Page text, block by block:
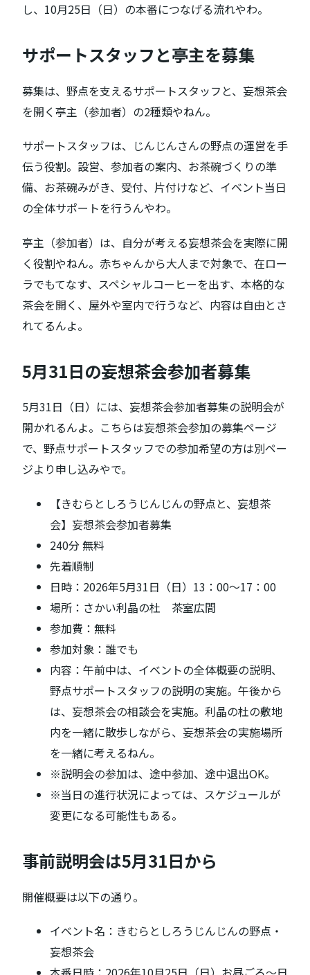
し、10月25日（日）の本番につなげる流れやわ。
サポートスタッフと亭主を募集
募集は、野点を支えるサポートスタッフと、妄想茶会
を開く亭主（参加者）の2種類やねん。
サポートスタッフは、じんじんさんの野点の運営を手
伝う役割。設営、参加者の案内、お茶碗づくりの準
備、お茶碗みがき、受付、片付けなど、イベント当日
の全体サポートを行うんやわ。
亭主（参加者）は、自分が考える妄想茶会を実際に開
く役割やねん。赤ちゃんから大人まで対象で、在ロー
ラでもてなす、スペシャルコーヒーを出す、本格的な
茶会を開く、屋外や室内で行うなど、内容は自由とさ
れてるんよ。
5月31日の妄想茶会参加者募集
5月31日（日）には、妄想茶会参加者募集の説明会が
開かれるんよ。こちらは妄想茶会参加の募集ページ
で、野点サポートスタッフでの参加希望の方は別ペー
ジより申し込みやで。
【きむらとしろうじんじんの野点と、妄想茶
会】妄想茶会参加者募集
240分 無料
先着順制
日時：2026年5月31日（日）13：00～17：00
場所：さかい利晶の杜 茶室広間
参加費：無料
参加対象：誰でも
内容：午前中は、イベントの全体概要の説明、
野点サポートスタッフの説明の実施。午後から
は、妄想茶会の相談会を実施。利晶の杜の敷地
内を一緒に散歩しながら、妄想茶会の実施場所
を一緒に考えるねん。
※説明会の参加は、途中参加、途中退出OK。
※当日の進行状況によっては、スケジュールが
変更になる可能性もある。
事前説明会は5月31日から
開催概要は以下の通り。
イベント名：きむらとしろうじんじんの野点・
妄想茶会